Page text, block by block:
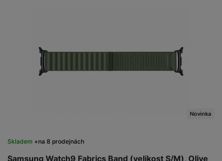
Samsung Watch9 Fabrics Band (velikost S/M), Olive
Skladem na 8 prodejnách
Novinka